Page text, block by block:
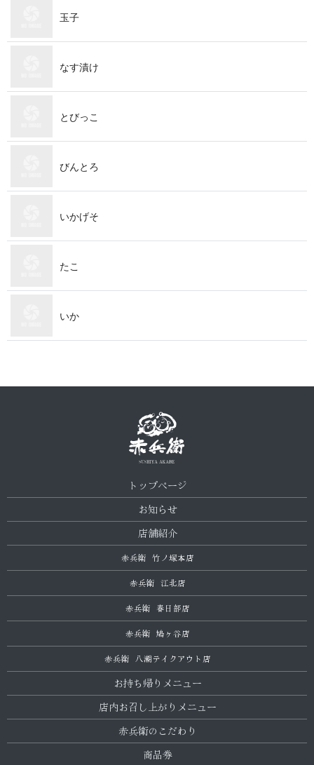
玉子
なす漬け
とびっこ
びんとろ
いかげそ
たこ
いか
トップページ
お知らせ
店舗紹介
赤兵衛 竹ノ塚本店
赤兵衛 江北店
赤兵衛 春日部店
赤兵衛 鳩ヶ谷店
赤兵衛 八潮テイクアウト店
お持ち帰りメニュー
店内お召し上がりメニュー
赤兵衛のこだわり
商品券